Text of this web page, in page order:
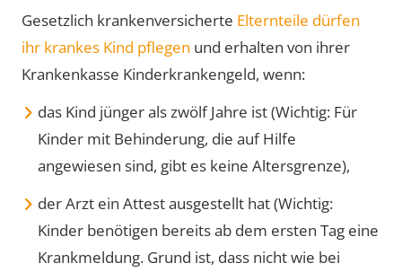
Gesetzlich krankenversicherte Elternteile dürfen
ihr krankes Kind pflegen und erhalten von ihrer
Krankenkasse Kinderkrankengeld, wenn:
das Kind jünger als zwölf Jahre ist (Wichtig: Für
Kinder mit Behinderung, die auf Hilfe
angewiesen sind, gibt es keine Altersgrenze),
der Arzt ein Attest ausgestellt hat (Wichtig:
Kinder benötigen bereits ab dem ersten Tag eine
Krankmeldung. Grund ist, dass nicht wie bei